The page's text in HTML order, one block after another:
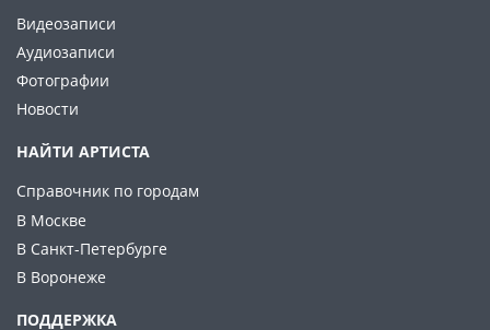
Видеозаписи
Аудиозаписи
Фотографии
Новости
НАЙТИ АРТИСТА
Справочник по городам
В Москве
В Санкт-Петербурге
В Воронеже
ПОДДЕРЖКА